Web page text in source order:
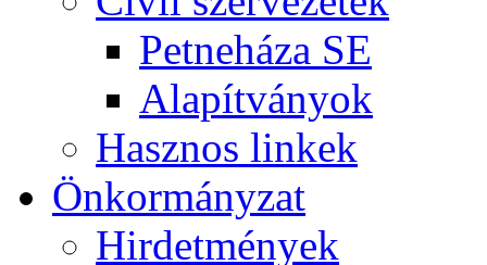
Petneháza SE
Alapítványok
Hasznos linkek
Önkormányzat
Hirdetmények